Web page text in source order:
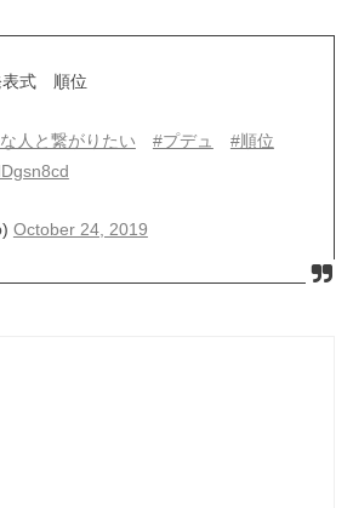
表式 順位
人と繋がりたい #プデュ
#順位
October 24, 2019